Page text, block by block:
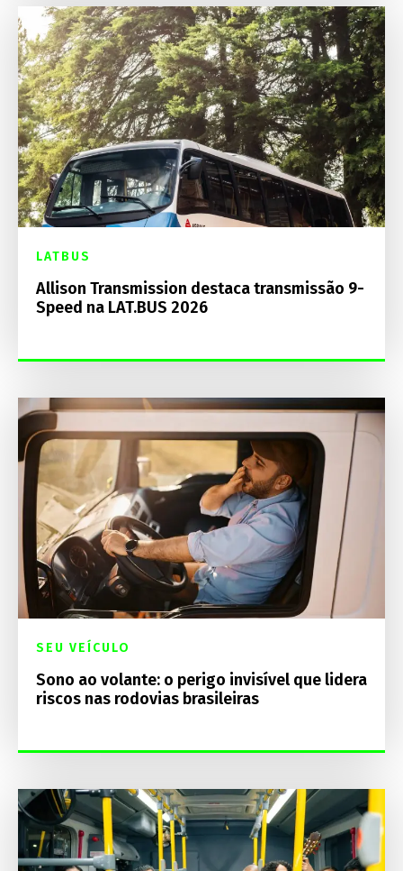
LATBUS
Allison Transmission destaca transmissão 9-
Speed na LAT.BUS 2026
SEU VEÍCULO
Sono ao volante: o perigo invisível que lidera
riscos nas rodovias brasileiras